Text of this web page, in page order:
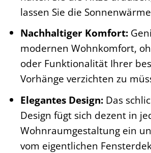
lassen Sie die
Nachhaltiger Komfort:
modernen Wohnkomfort,
oder Funktionalität Ihrer
Vorhänge verzichten zu
Elegantes Design:Das
Design fügt sich dezent in
Wohnraumgestaltung ein
vom eigentlichen